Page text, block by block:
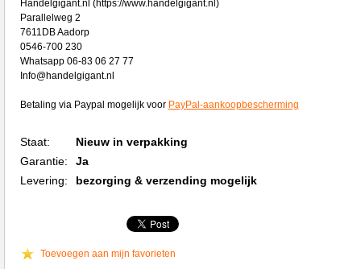
Handelgigant.nl (https://www.handelgigant.nl)
Parallelweg 2
7611DB Aadorp
0546-700 230
Whatsapp 06-83 06 27 77
Info@handelgigant.nl
Betaling via Paypal mogelijk voor PayPal-aankoopbescherming
Staat:
Nieuw in verpakking
Garantie:
Ja
Levering:
bezorging & verzending mogelijk
Toevoegen aan mijn favorieten